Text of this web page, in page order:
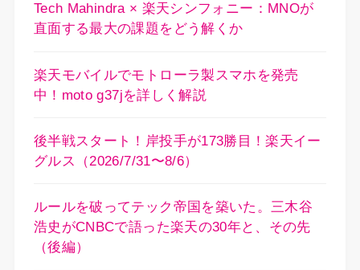
Tech Mahindra × 楽天シンフォニー：MNOが
直面する最大の課題をどう解くか
楽天モバイルでモトローラ製スマホを発売
中！moto g37jを詳しく解説
後半戦スタート！岸投手が173勝目！楽天イー
グルス（2026/7/31〜8/6）
ルールを破ってテック帝国を築いた。三木谷
浩史がCNBCで語った楽天の30年と、その先
（後編）